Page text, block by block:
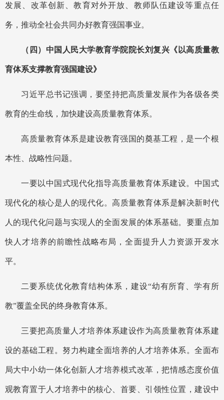
发展、改革创新、教育对外开放、教师队伍建设等重点任
务，推动全社会共同办好教育强国事业。
（四）中国人民大学教育学院院长刘复兴《以高质量教
育体系支撑教育强国建设》
习近平总书记强调，要坚持把高质量发展作为各级各类
教育的生命线，加快建设高质量教育体系。
高质量教育体系是建设教育强国的奠基工程，是一个根
本性、战略性问题。
一要以中国式现代化指导高质量教育体系建设。中国式
现代化的核心是人的现代化。高质量教育体系是解决新时代
人的现代化问题与实现人的全面发展的体系基础。要重点加
快人才培养的前瞻性战略布局，全面提升人力资源开发水
平。
二要系统优化教育结构体系，建设“幼有所育、学有所
教”覆盖全民的终身教育体系。
三要把高质量人才培养体系建设作为高质量教育体系建
设的基础工程。努力构建全面培养的人才培养体系。全面布
局大中小幼一体化创新人才培养模式改革，把情感态度价值
观教育置于人才培养中的核心、首要、引领性位置，建设中